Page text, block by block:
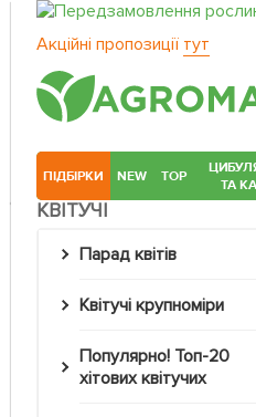
Акційні пропозиції тут
ПІДБІРКИ NEW TOP
ТА
КВІТУЧІ
Парад квітів
Квітучі крупноміри
Популярно! Топ-20
хітових квітучих